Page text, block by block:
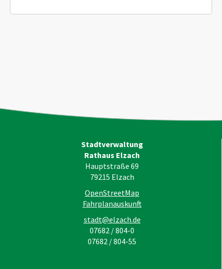
Stadtverwaltung
Rathaus Elzach
Hauptstraße 69
79215 Elzach
OpenStreetMap
Fahrplanauskunft
stadt@elzach.de
07682 / 804-0
07682 / 804-55